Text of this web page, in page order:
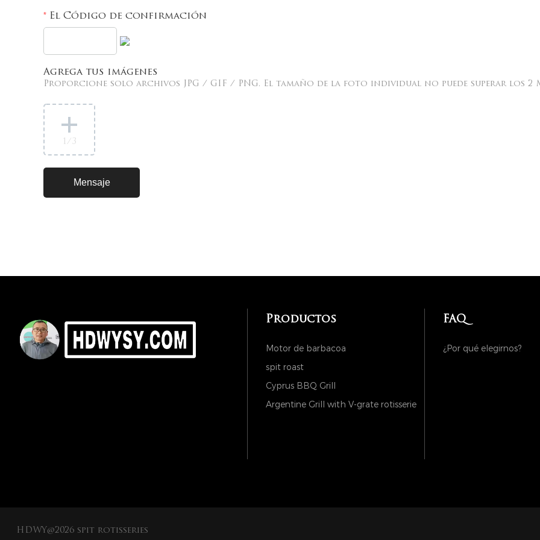
* El Código de confirmación
Agrega tus imágenes
Proporcione solo archivos JPG / GIF / PNG. El tamaño de la foto individual no puede superar los 2
1 /3
Productos
Motor de barbacoa
spit roast
Cyprus BBQ Grill
Argentine Grill with V-grate rotisserie
FAQ
¿Por qué elegirnos?
HDWY@2026 spit rotisseries